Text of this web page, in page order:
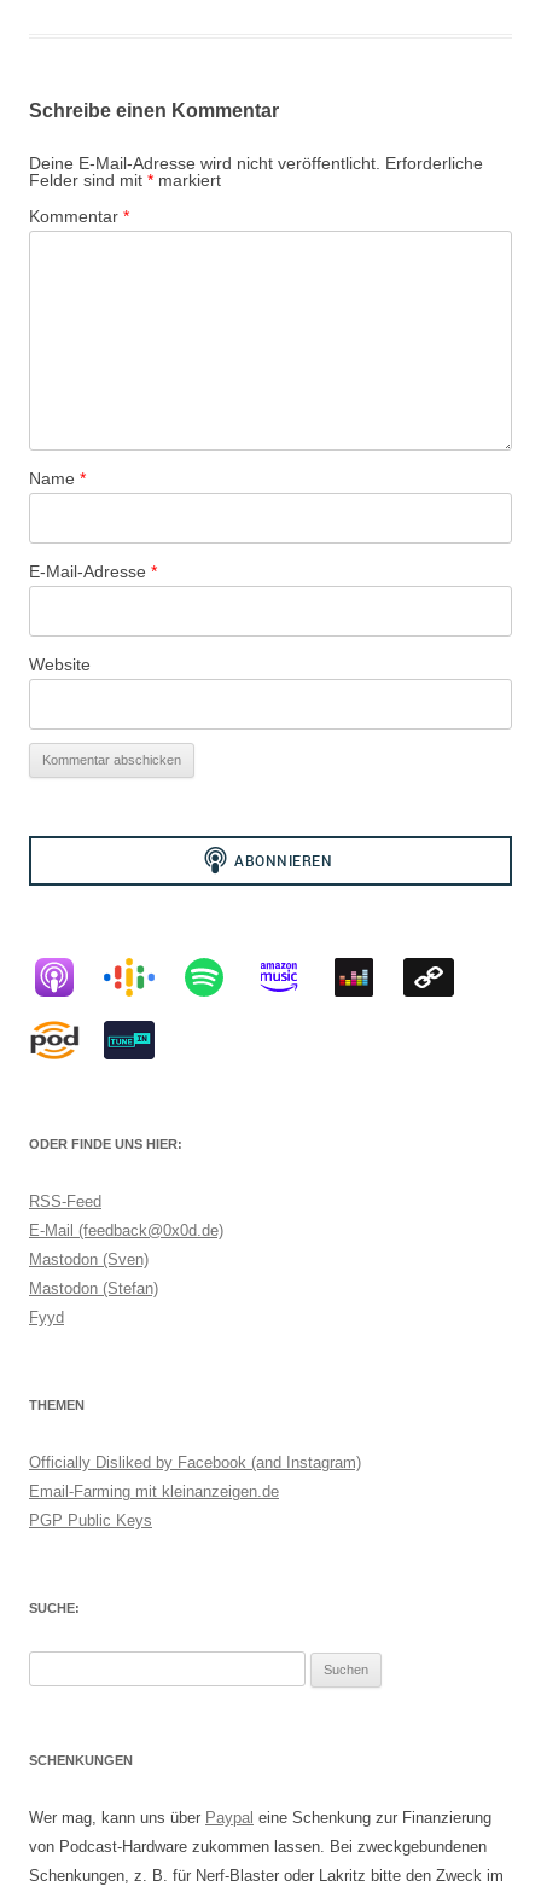
Schreibe einen Kommentar
Deine E-Mail-Adresse wird nicht veröffentlicht. Erforderliche
Felder sind mit * markiert
Kommentar *
Name *
E-Mail-Adresse *
Website
ODER FINDE UNS HIER:
RSS-Feed
E-Mail (feedback@0x0d.de)
Mastodon (Sven)
Mastodon (Stefan)
Fyyd
THEMEN
Officially Disliked by Facebook (and Instagram)
Email-Farming mit kleinanzeigen.de
PGP Public Keys
SUCHE:
SCHENKUNGEN
Wer mag, kann uns über Paypal eine Schenkung zur Finanzierung
von Podcast-Hardware zukommen lassen. Bei zweckgebundenen
Schenkungen, z. B. für Nerf-Blaster oder Lakritz bitte den Zweck im